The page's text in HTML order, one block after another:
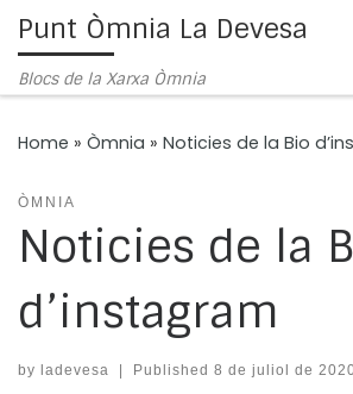
Skip to content
Punt Òmnia La Devesa
Blocs de la Xarxa Òmnia
Home » Òmnia » Noticies de la Bio
ÒMNIA
Noticies de la
d’instagram
by ladevesa Published 8 de juliol de